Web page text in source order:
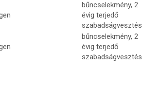
bűncselekmény, 2
évig terjedő
szabadságvesztés
bűncselekmény, 2
évig terjedő
szabadságvesztés